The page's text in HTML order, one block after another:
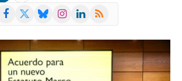
Facebook BlueskyInstagramLinkedIn
RSS